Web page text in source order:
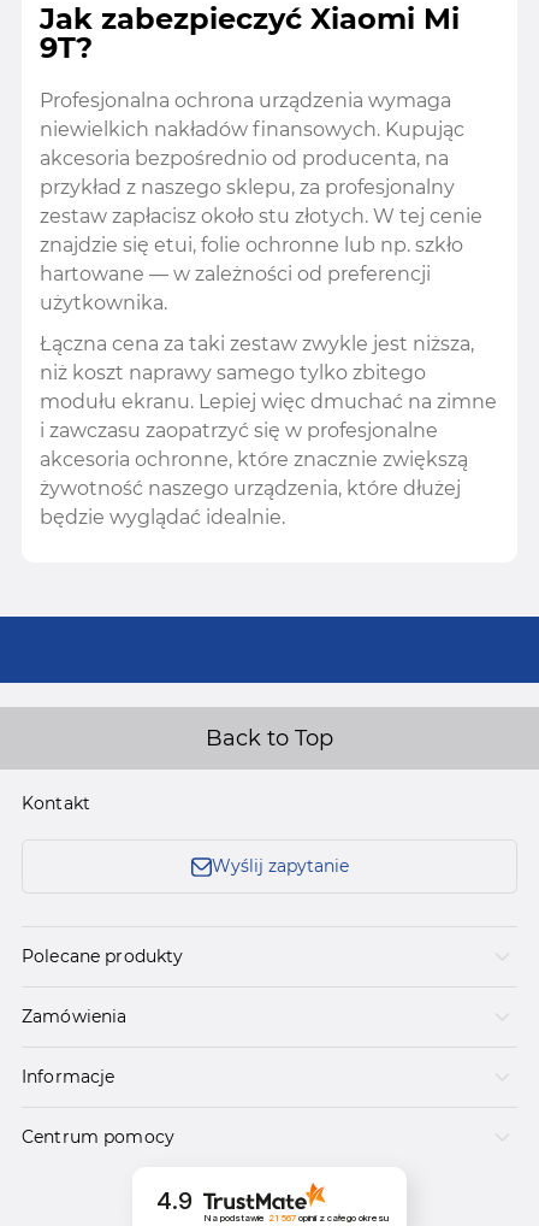
Jak zabezpieczyć Xiaomi Mi
9T?
Profesjonalna ochrona urządzenia wymaga
niewielkich nakładów finansowych. Kupując
akcesoria bezpośrednio od producenta, na
przykład z naszego sklepu, za profesjonalny
zestaw zapłacisz około stu złotych. W tej cenie
znajdzie się etui, folie ochronne lub np. szkło
hartowane — w zależności od preferencji
użytkownika.
Łączna cena za taki zestaw zwykle jest niższa,
niż koszt naprawy samego tylko zbitego
modułu ekranu. Lepiej więc dmuchać na zimne
i zawczasu zaopatrzyć się w profesjonalne
akcesoria ochronne, które znacznie zwiększą
żywotność naszego urządzenia, które dłużej
będzie wyglądać idealnie.
Back to Top
Kontakt
Wyślij zapytanie
Polecane produkty
Zamówienia
Informacje
Centrum pomocy
4.9
Na podstawie 21 567opinii z całego okresu